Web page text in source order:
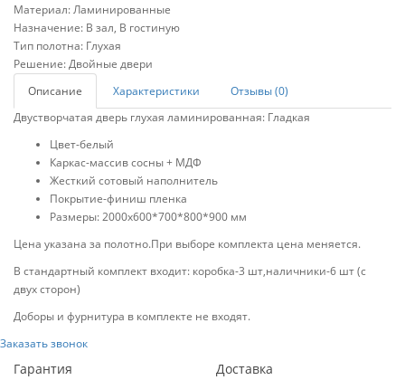
Материал:Ламинированные
Назначение: В зал, В гостиную
Тип полотна: Глухая
Решение:Двойные двери
Описание
Характеристики
Отзывы (0)
Двустворчатая дверь глухая ламинированная: Гладкая
Цвет-белый
Каркас-массив сосны + МДФ
Жесткий сотовый наполнитель
Покрытие-финиш пленка
Размеры: 2000х600*700*800*900 мм
Цена указана за полотно.При выборе комплекта цена меняется.
В стандартный комплект входит: коробка-3 шт,наличники-6 шт (с
двух сторон)
Доборы и фурнитура в комплекте не входят.
Заказать звонок
Гарантия Доставка